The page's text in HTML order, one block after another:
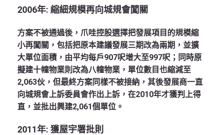
2006年: 縮細規模再向城規會闖關
方案不被通過後，爪哇控股選擇把發展項目的規模縮
小再闖關，包括把原本建議發展三期改為兩期，並擴
大單位面積，由平均每戶907呎增大至997呎；同時原
擬建十幢物業則改為八幢物業，單位數目也縮減至
2,063伙，但最終方案同樣不被接納，其後發展商一直
向城規會上訴委員會作出上訴，在2010年才獲判上得
直，並批出興建2,061個單位。
2011年: 獲屋宇署批則